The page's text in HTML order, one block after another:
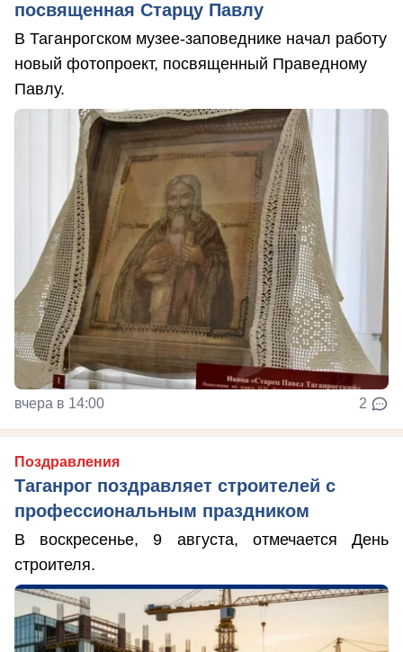
посвященная Старцу Павлу
В Таганрогском музее-заповеднике начал работу
новый фотопроект, посвященный Праведному
Павлу.
вчера в 14:00 2
Поздравления
Таганрог поздравляет строителей с
профессиональным праздником
В воскресенье, 9 августа, отмечается День
строителя.